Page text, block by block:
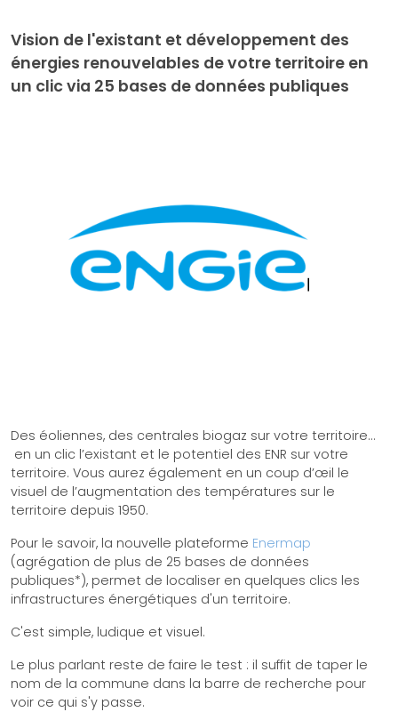
Vision de l'existant et développement des
énergies renouvelables de votre territoire en
un clic via 25 bases de données publiques
Des éoliennes, des centrales biogaz sur votre territoire…
en un clic l’existant et le potentiel des ENR sur votre
territoire. Vous aurez également en un coup d’œil le
visuel de l’augmentation des températures sur le
territoire depuis 1950.
Pour le savoir, la nouvelle plateforme Enermap
(agrégation de plus de 25 bases de données
publiques*), permet de localiser en quelques clics les
infrastructures énergétiques d'un territoire.
C'est simple, ludique et visuel.
Le plus parlant reste de faire le test : il suffit de taper le
nom de la commune dans la barre de recherche pour
voir ce qui s'y passe.